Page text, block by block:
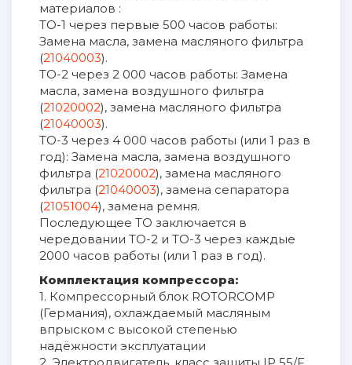
материалов :
ТО-1 через первые 500 часов работы:
Замена масла, замена масляного фильтра
(21040003).
ТО-2 через 2 000 часов работы: Замена
масла, замена воздушного фильтра
(21020002), замена масляного фильтра
(21040003).
ТО-3 через 4 000 часов работы (или 1 раз в
год): Замена масла, замена воздушного
фильтра (21020002), замена масляного
фильтра (21040003), замена сепаратора
(21051004), замена ремня.
Последующее ТО заключается в
чередовании ТО-2 и ТО-3 через каждые
2000 часов работы (или 1 раз в год).
Комплектация компрессора:
1. Компрессорный блок ROTORCOMP
(Германия), охлаждаемый масляным
впрыском с высокой степенью
надёжности эксплуатации